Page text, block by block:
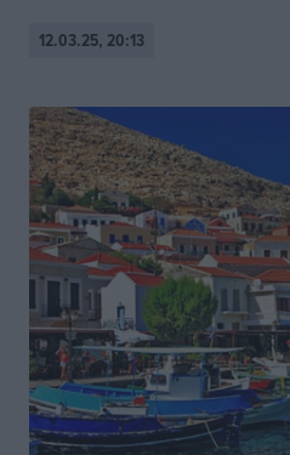
12.03.25, 20:13